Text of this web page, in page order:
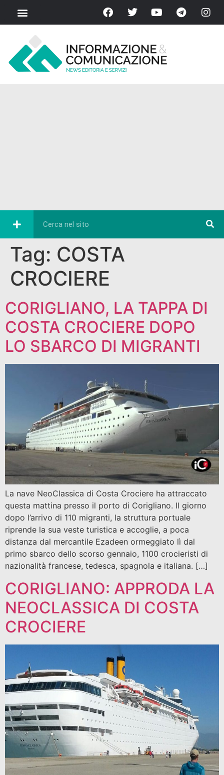
Tag: COSTA
CROCIERE
CORIGLIANO, LA TAPPA DI
COSTA CROCIERE DOPO
LO SBARCO DI MIGRANTI
La nave NeoClassica di Costa Crociere ha attraccato
questa mattina presso il porto di Corigliano. Il giorno
dopo l’arrivo di 110 migranti, la struttura portuale
riprende la sua veste turistica e accoglie, a poca
distanza dal mercantile Ezadeen ormeggiato lì dal
primo sbarco dello scorso gennaio, 1100 crocieristi di
nazionalità francese, tedesca, spagnola e italiana. […]
CORIGLIANO: APPRODA LA
NEOCLASSICA DI COSTA
CROCIERE